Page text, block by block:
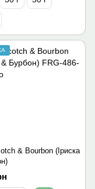
& Bourbon (Іриска